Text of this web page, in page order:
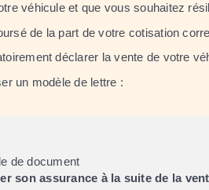
véhicule et que vous souhaitez
de la part de votre cotisation
déclarer la vente de votre
un modèle de lettre :
de document
son assurance à la suite de la